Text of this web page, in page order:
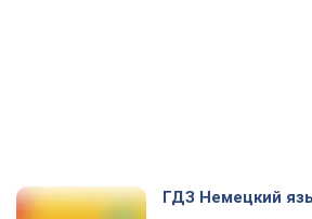
ГДЗ Немецкий